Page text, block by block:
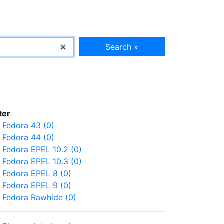
Search »
Fedora 43 (0)
Fedora 44 (0)
Fedora EPEL 10.2 (0)
Fedora EPEL 10.3 (0)
Fedora EPEL 8 (0)
Fedora EPEL 9 (0)
Fedora Rawhide (0)